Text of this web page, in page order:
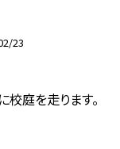
23
校庭を走ります。